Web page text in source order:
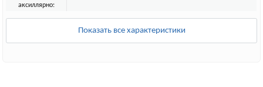
аксиллярно:
Показать все характеристики